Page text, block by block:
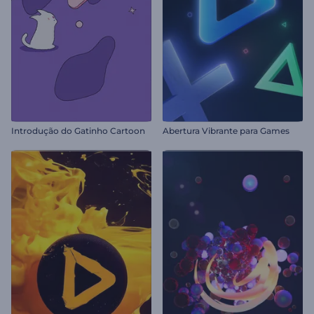
Introdução do Gatinho Cartoon Abertura Vibrante para Games